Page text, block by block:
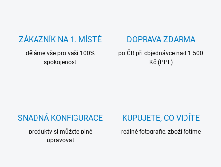
ZÁKAZNÍK NA 1. MÍSTĚ
děláme vše pro vaši 100%
spokojenost
DOPRAVA ZDARMA
po ČR při objednávce nad 1 500
Kč (PPL)
SNADNÁ KONFIGURACE
produkty si můžete plně
upravovat
KUPUJETE, CO VIDÍTE
reálné fotografie, zboží fotíme